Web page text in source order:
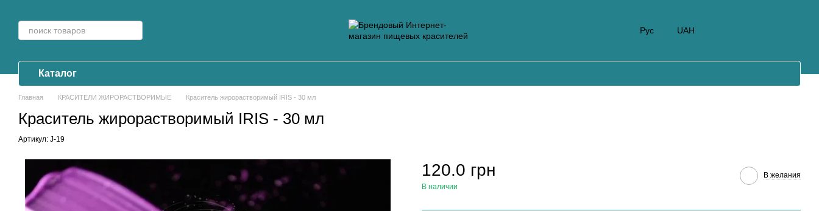
Рус UAH
Каталог
Главная КРАСИТЕЛИ ЖИРОРАСТВОРИМЫЕ Краситель жирорастворимый IRIS - 30 мл
Краситель жирорастворимый IRIS - 30 мл
Артикул: J-19
120.0 грн
В наличии
В желания